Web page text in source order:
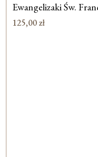
Ewangelizaki Św.
125,00zł